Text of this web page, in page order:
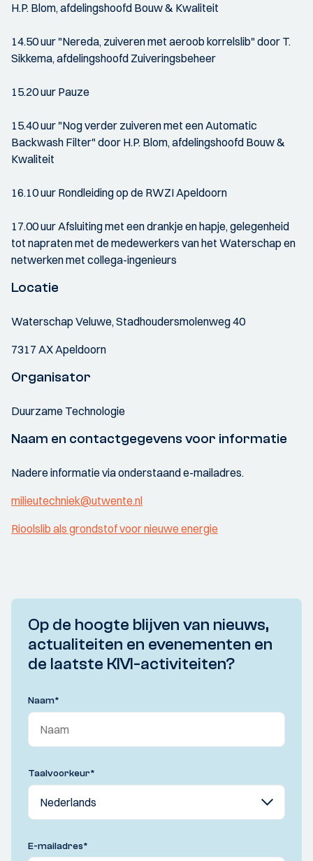
H.P. Blom, afdelingshoofd Bouw & Kwaliteit
14.50 uur "Nereda, zuiveren met aeroob korrelslib" door T.
Sikkema, afdelingshoofd Zuiveringsbeheer
15.20 uur Pauze
15.40 uur "Nog verder zuiveren met een Automatic
Backwash Filter" door H.P. Blom, afdelingshoofd Bouw &
Kwaliteit
16.10 uur Rondleiding op de RWZI Apeldoorn
17.00 uur Afsluiting met een drankje en hapje, gelegenheid
tot napraten met de medewerkers van het Waterschap en
netwerken met collega-ingenieurs
Locatie
Waterschap Veluwe, Stadhoudersmolenweg 40
7317 AX Apeldoorn
Organisator
Duurzame Technologie
Naam en contactgegevens voor informatie
Nadere informatie via onderstaand e-mailadres.
milieutechniek@utwente.nl
Rioolslib als grondstof voor nieuwe energie
Op de hoogte blijven van nieuws,
actualiteiten en evenementen en
de laatste KIVI-activiteiten?
Naam*
Taalvoorkeur*
E-mailadres*